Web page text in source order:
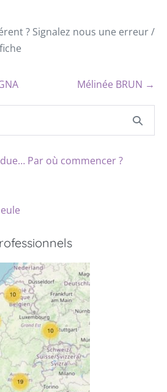
? Signalez nous une erreur /
Mélinée BRUN →
Par où commencer ?